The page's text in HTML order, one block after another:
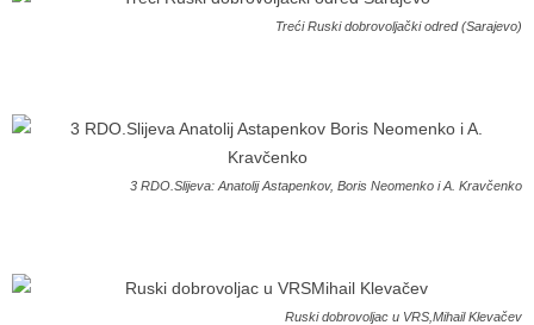
Treći Ruski dobrovoljački odred (Sarajevo)
3 RDO.Slijeva: Anatolij Astapenkov, Boris Neomenko i A. Kravčenko
Ruski dobrovoljac u VRS,Mihail Klevačev